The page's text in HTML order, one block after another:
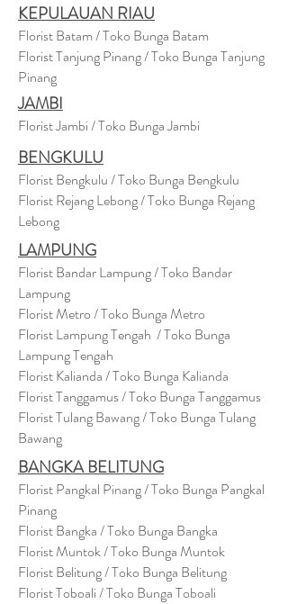
KEPULAUAN RIAU
Florist Batam / Toko Bunga Batam
Florist Tanjung Pinang / Toko Bunga Tanjung
Pinang
JAMBI
Florist Jambi / Toko Bunga Jambi
BENGKULU
Florist Bengkulu / Toko Bunga Bengkulu
Florist Rejang Lebong / Toko Bunga Rejang
Lebong
LAMPUNG
Florist Bandar Lampung / Toko Bandar
Lampung
Florist Metro / Toko Bunga Metro
Florist Lampung Tengah / Toko Bunga
Lampung Tengah
Florist Kalianda / Toko Bunga Kalianda
Florist Tanggamus / Toko Bunga Tanggamus
Florist Tulang Bawang / Toko Bunga Tulang
Bawang
BANGKA BELITUNG
Florist Pangkal Pinang / Toko Bunga Pangkal
Pinang
Florist Bangka / Toko Bunga Bangka
Florist Muntok / Toko Bunga Muntok
Florist Belitung / Toko Bunga Belitung
Florist Toboali / Toko Bunga Toboali